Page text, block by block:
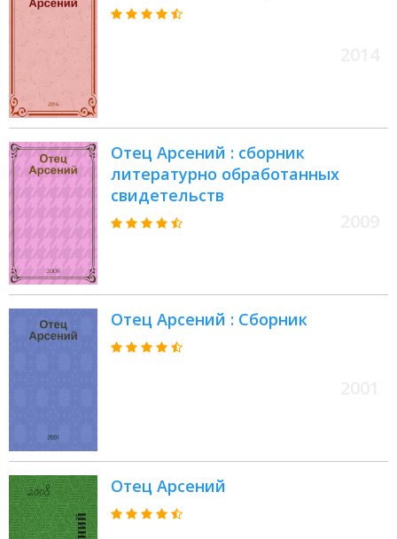
Отец Арсений : сборник
литературно обработанных
свидетельств
Отец Арсений : Сборник
Отец Арсений